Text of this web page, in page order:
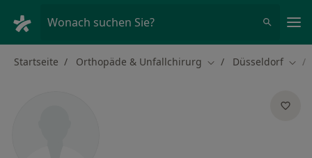
Wonach suchen Sie?
Startseite Orthopäde & Unfallchirurg Stadt ändern
Düsseldorf